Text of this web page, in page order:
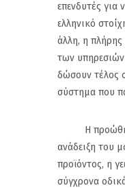
επενδυτές για
ελληνικό
άλλη, η
των
δώσουν τέλος
σύστημα που
Η προώθηση
ανάδειξη του
προϊόντος, η
σύγχρονα